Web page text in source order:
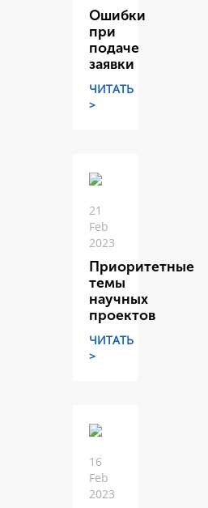
Ошибки
при
подаче
заявки
ЧИТАТЬ
>
21
Feb
2023
Приоритетные
темы
научных
проектов
ЧИТАТЬ
>
16
Feb
2023